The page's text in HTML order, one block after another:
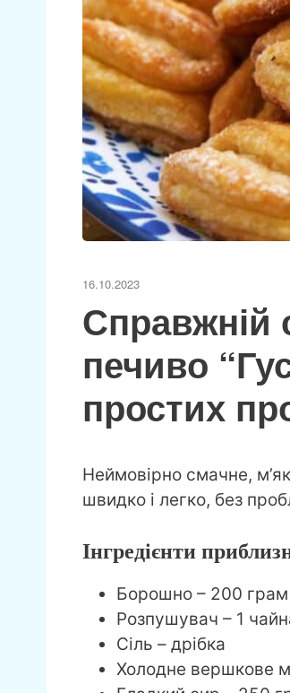
16.10.2023
Справжній
печиво
простих
Неймовірно смачне,
швидко і легко, без
Інгредієнти
Борошно – 200 грам
Розпушувач – 1
Сіль – дрібка
Холодне вершкове